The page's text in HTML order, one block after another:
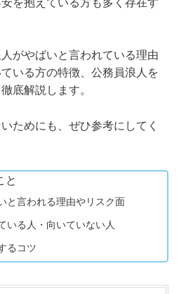
がやばいと言われている理由
いる方の特徴、公務員浪人を
底解説します。
ためにも、ぜひ参考にしてく
と
と言われる理由やリスク面
いる人・向いていない人
るコツ